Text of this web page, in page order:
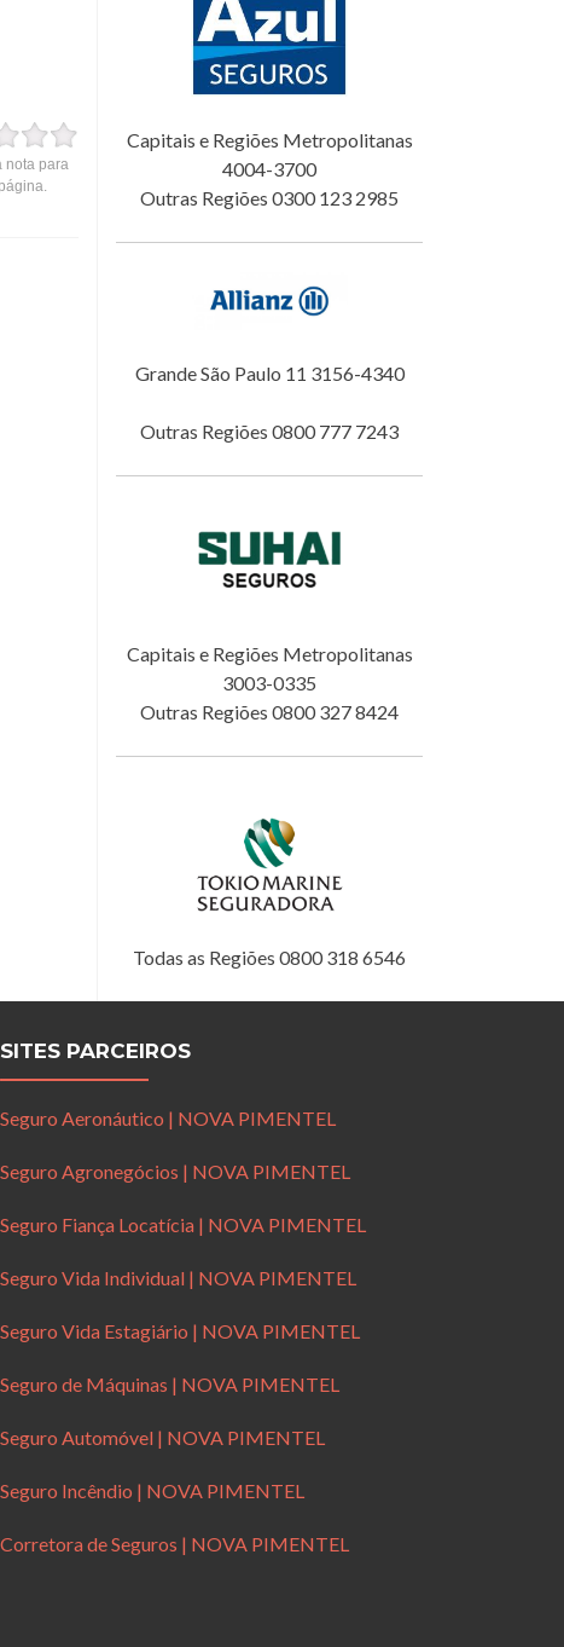
nota para
Capitais e Regiões Metropolitanas
4004-3700
Outras Regiões 0300 123 2985
Grande São Paulo 11 3156-4340
Outras Regiões 0800 777 7243
Capitais e Regiões Metropolitanas
3003-0335
Outras Regiões 0800 327 8424
Todas as Regiões 0800 318 6546
SITES PARCEIROS
Seguro Aeronáutico | NOVA PIMENTEL
Seguro Agronegócios | NOVA PIMENTEL
Seguro Fiança Locatícia | NOVA PIMENTEL
Seguro Vida Individual | NOVA PIMENTEL
Seguro Vida Estagiário | NOVA PIMENTEL
Seguro de Máquinas | NOVA PIMENTEL
Seguro Automóvel | NOVA PIMENTEL
Seguro Incêndio | NOVA PIMENTEL
Corretora de Seguros | NOVA PIMENTEL